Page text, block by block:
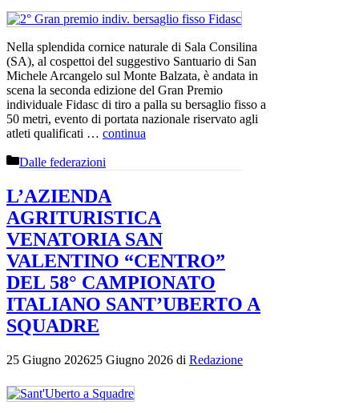
Nella splendida cornice naturale di Sala Consilina
(SA), al cospettoi del suggestivo Santuario di San
Michele Arcangelo sul Monte Balzata, è andata in
scena la seconda edizione del Gran Premio
individuale Fidasc di tiro a palla su bersaglio fisso a
50 metri, evento di portata nazionale riservato agli
atleti qualificati … continua
Categorie
Dalle federazioni
L’AZIENDA
AGRITURISTICA
VENATORIA SAN
VALENTINO “CENTRO”
DEL 58° CAMPIONATO
ITALIANO SANT’UBERTO A
SQUADRE
25 Giugno 202625 Giugno 2026 di Redazione